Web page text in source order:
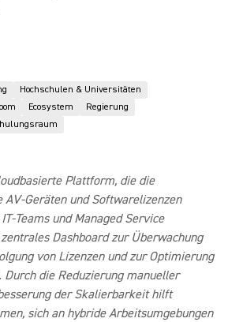
Hochschulen & Universitäten
Ecosystem
Regierung
Plattform, die die
AV-Geräten und Softwarelizenzen
Teams und Managed Service
Dashboard zur Überwachung
von Lizenzen und zur Optimierung
die Reduzierung manueller
der Skalierbarkeit hilft
sich an hybride Arbeitsumgebungen